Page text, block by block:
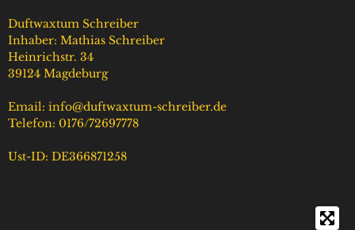
a
m
Duftwaxtum Schreiber
Inhaber: Mathias Schreiber
Heinrichstr. 34
39124 Magdeburg
Email: info@duftwaxtum-schreiber.de
Telefon: 0176/72697778
Ust-ID: DE366871258